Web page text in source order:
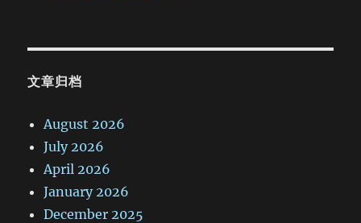
文章归档
August 2026
July 2026
April 2026
January 2026
December 2025